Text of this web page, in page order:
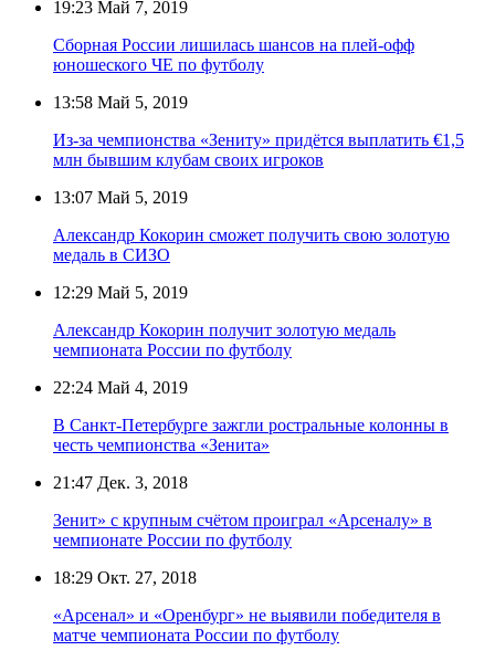
19:23 Май 7, 2019
Сборная России лишилась шансов на плей-офф
юношеского ЧЕ по футболу
13:58 Май 5, 2019
Из-за чемпионства «Зениту» придётся выплатить €1,5
млн бывшим клубам своих игроков
13:07 Май 5, 2019
Александр Кокорин сможет получить свою золотую
медаль в СИЗО
12:29 Май 5, 2019
Александр Кокорин получит золотую медаль
чемпионата России по футболу
22:24 Май 4, 2019
В Санкт-Петербурге зажгли ростральные колонны в
честь чемпионства «Зенита»
21:47 Дек. 3, 2018
Зенит» с крупным счётом проиграл «Арсеналу» в
чемпионате России по футболу
18:29 Окт. 27, 2018
«Арсенал» и «Оренбург» не выявили победителя в
матче чемпионата России по футболу